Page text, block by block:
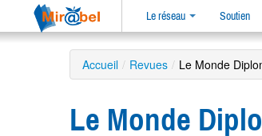
Le réseau Soutien
Accueil / Revues / Le Monde
Le Monde